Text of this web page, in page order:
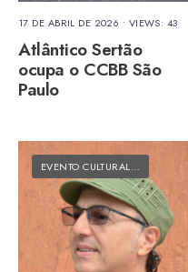
17 DE ABRIL DE 2026 • VIEWS: 43
Atlântico Sertão
ocupa o CCBB São
Paulo
EVENTO CULTURAL
•